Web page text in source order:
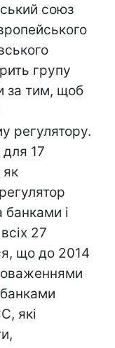
союз
групу
за тим, щоб
регулятору.
17
банками і
27
що до 2014
які